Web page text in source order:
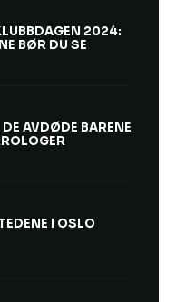
2024:
BØR DU SE
AVDØDE BARENE
I OSLO